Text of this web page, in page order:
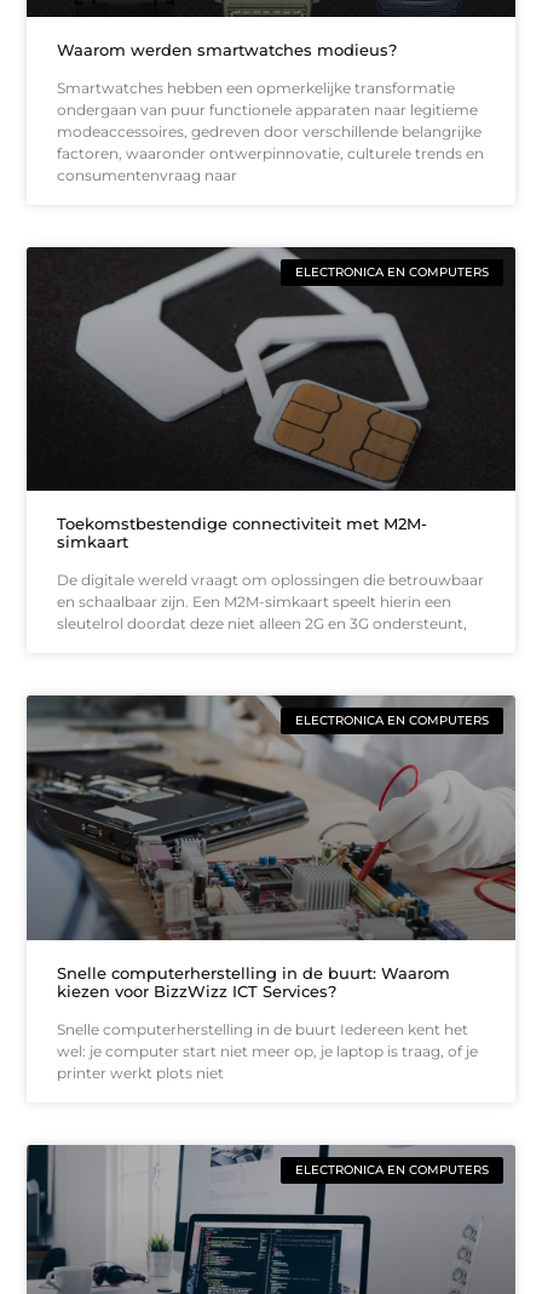
Waarom werden smartwatches modieus?
Smartwatches hebben een opmerkelijke transformatie
ondergaan van puur functionele apparaten naar legitieme
modeaccessoires, gedreven door verschillende belangrijke
factoren, waaronder ontwerpinnovatie, culturele trends en
consumentenvraag naar
ELECTRONICA EN COMPUTERS
Toekomstbestendige connectiviteit met M2M-
simkaart
De digitale wereld vraagt om oplossingen die betrouwbaar
en schaalbaar zijn. Een M2M-simkaart speelt hierin een
sleutelrol doordat deze niet alleen 2G en 3G ondersteunt,
ELECTRONICA EN COMPUTERS
Snelle computerherstelling in de buurt: Waarom
kiezen voor BizzWizz ICT Services?
Snelle computerherstelling in de buurt Iedereen kent het
wel: je computer start niet meer op, je laptop is traag, of je
printer werkt plots niet
ELECTRONICA EN COMPUTERS